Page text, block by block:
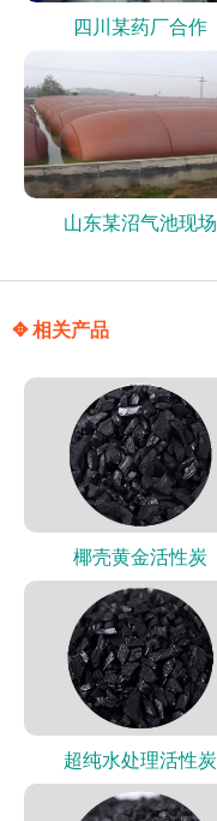
四川某药厂合作
山东某沼气池现场
✥ 相关产品
椰壳黄金活性炭
超纯水处理活性炭